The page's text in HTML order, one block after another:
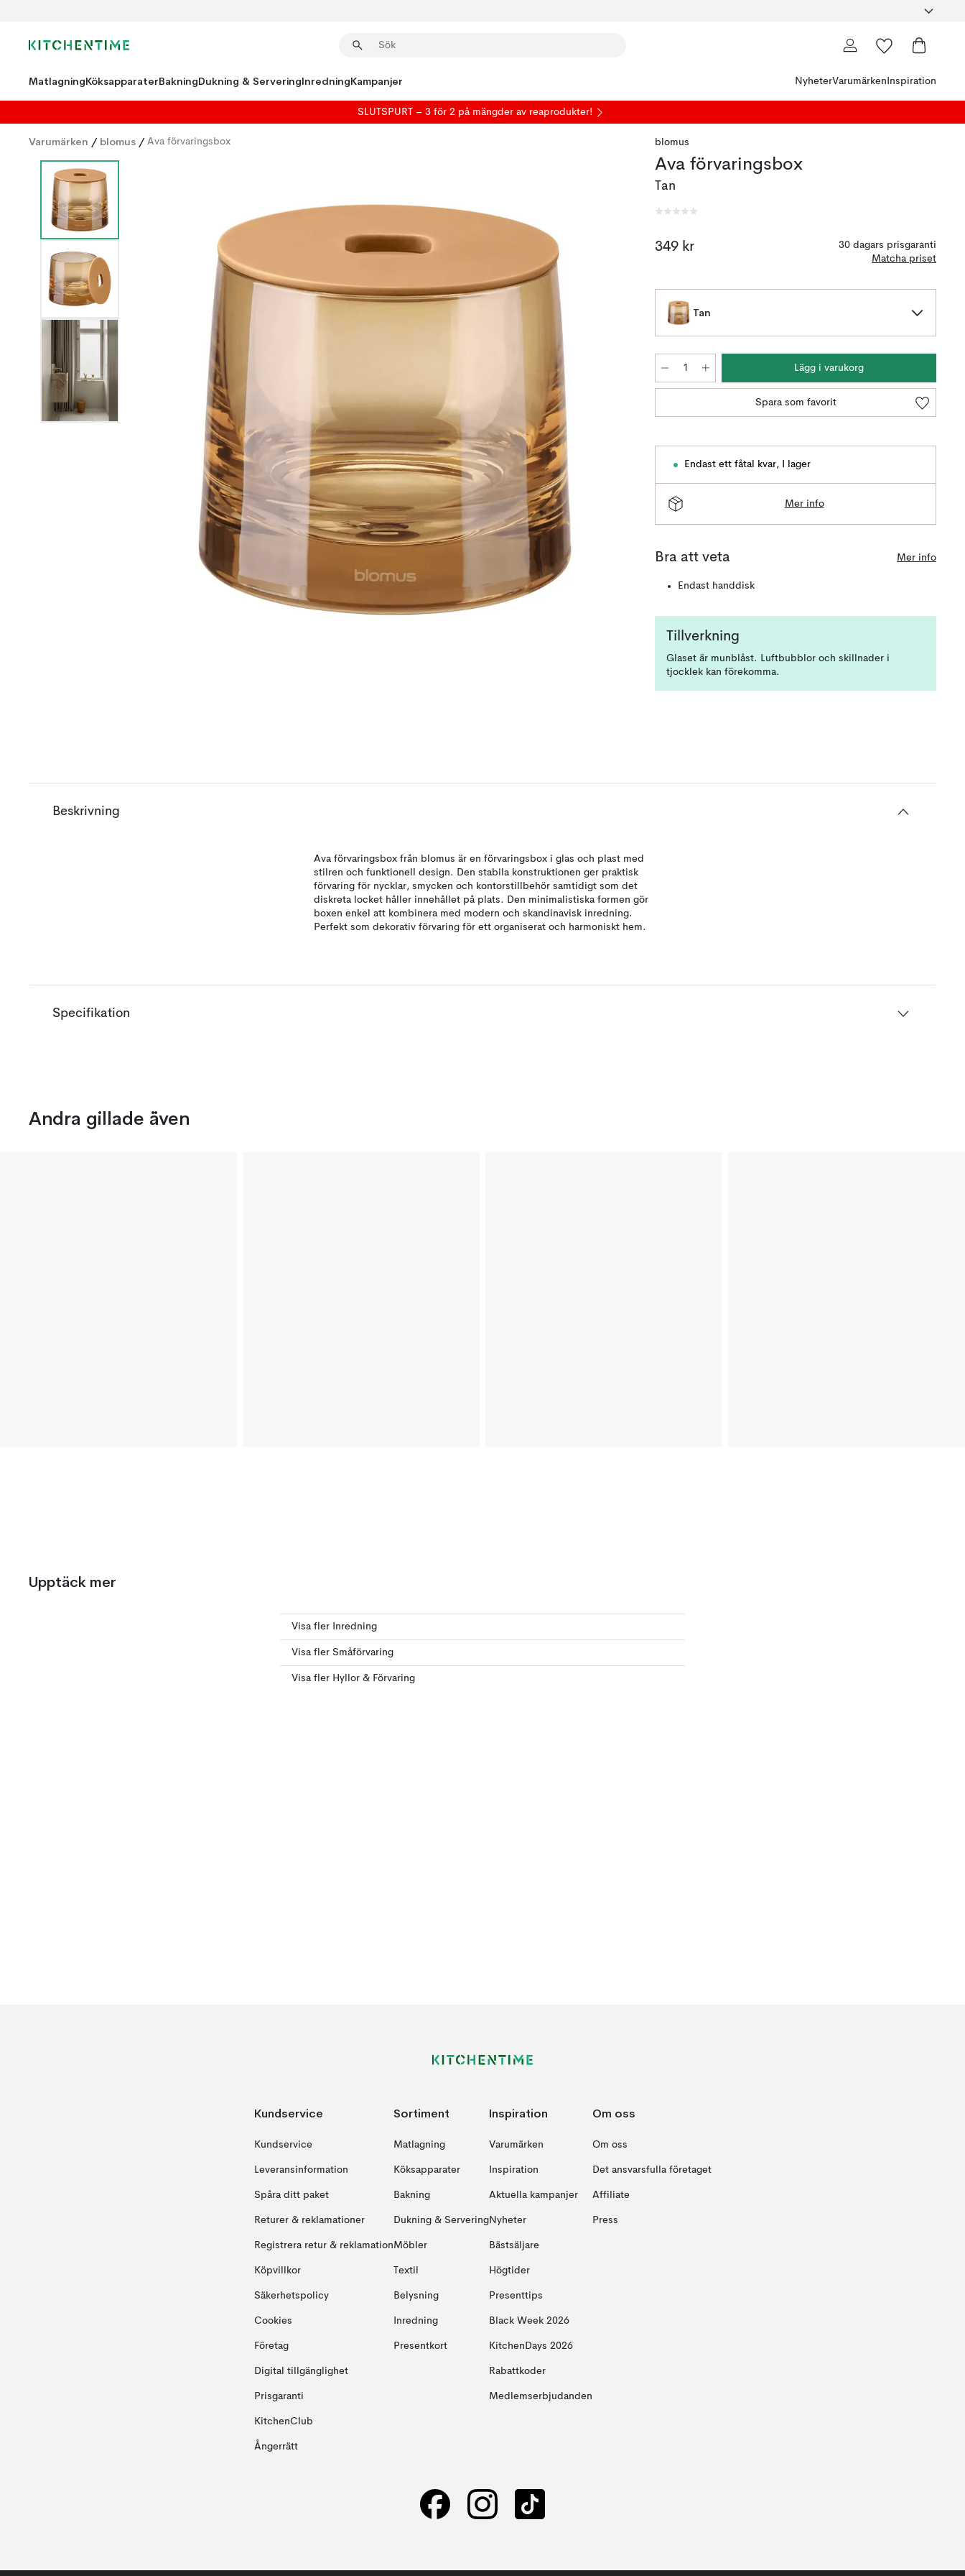
MatlagningKöksapparaterBakningDukning & ServeringInredningKampanjer NyheterVarumärken Inspiration
SLUTSPURT – 3 för 2 på mängder av reaprodukter!
Varumärken / blomus / Ava förvaringsbox blomus
Ava förvaringsbox
Tan
349 kr
30 dagars prisgaranti
Matcha priset
Tan
Lägg i varukorg
Spara som favorit
Endast ett fåtal kvar, I lager
Mer info
Bra att veta Mer info
Endast handdisk
Tillverkning
Glaset är munblåst. Luftbubblor och skillnader i
tjocklek kan förekomma.
Beskrivning
Ava förvaringsbox från blomus är en förvaringsbox i glas och plast med
stilren och funktionell design. Den stabila konstruktionen ger praktisk
förvaring för nycklar, smycken och kontorstillbehör samtidigt som det
diskreta locket håller innehållet på plats. Den minimalistiska formen gör
boxen enkel att kombinera med modern och skandinavisk inredning.
Perfekt som dekorativ förvaring för ett organiserat och harmoniskt hem.
Specifikation
Andra gillade även
Upptäck mer
Visa fler Inredning
Visa fler Småförvaring
Visa fler Hyllor & Förvaring
Kundservice
Kundservice
Leveransinformation
Spåra ditt paket
Returer & reklamationer
Registrera retur & reklamation
Köpvillkor
Säkerhetspolicy
Cookies
Företag
Digital tillgänglighet
Prisgaranti
KitchenClub
Ångerrätt
Sortiment
Matlagning
Köksapparater
Bakning
Dukning & Servering
Möbler
Textil
Belysning
Inredning
Presentkort
Inspiration
Varumärken
Inspiration
Aktuella kampanjer
Nyheter
Bästsäljare
Högtider
Presenttips
Black Week 2026
KitchenDays 2026
Rabattkoder
Medlemserbjudanden
Om oss
Om oss
Det ansvarsfulla företaget
Affiliate
Press